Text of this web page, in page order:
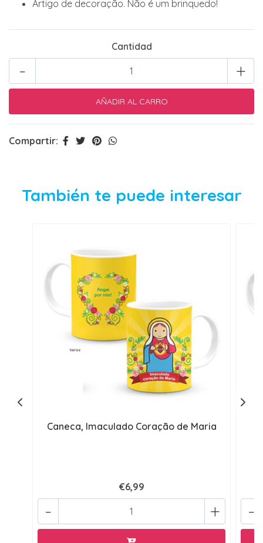
Artigo de decoração. Não é um brinquedo!
Cantidad
+
-
Compartir:
También te puede interesar
Caneca, Imaculado Coração de Maria
€6,99
+
- -